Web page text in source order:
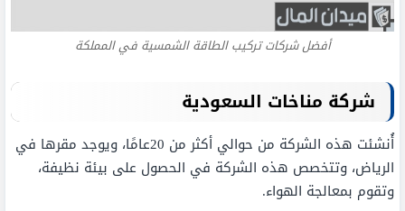
أفضل شركات تركيب الطاقة الشمسية في المملكة
شركة مناخات السعودية
أُنشئت هذه الشركة من حوالي أكثر من 20عامًا، ويوجد مقرها في
الرياض، وتتخصص هذه الشركة في الحصول على بيئة نظيفة،
وتقوم بمعالجة الهواء.